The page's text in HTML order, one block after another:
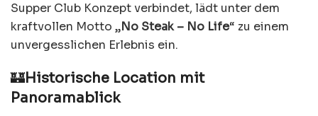
Supper Club Konzept verbindet, lädt unter dem
kraftvollen Motto „No Steak – No Life“ zu einem
unvergesslichen Erlebnis ein.
🏰Historische Location mit
Panoramablick